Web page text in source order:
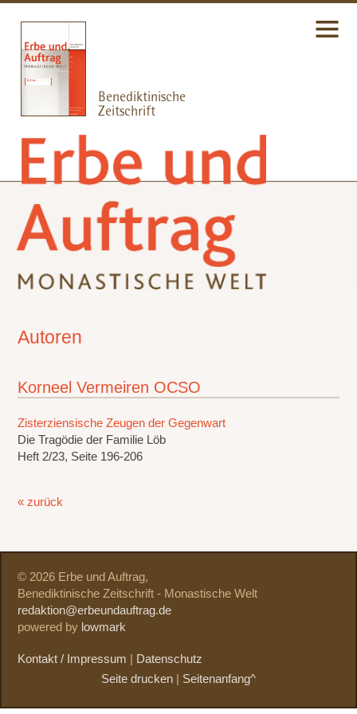
Autoren
Korneel Vermeiren OCSO
Zisterziensische Zeugen der Gegenwart
Die Tragödie der Familie Löb
Heft 2/23, Seite 196-206
« zurück
© 2026 Erbe und Auftrag,
Benediktinische Zeitschrift - Monastische Welt
redaktion@erbeundauftrag.de
powered by lowmark
Kontakt / Impressum
Datenschutz
Seite drucken
Seitenanfang^